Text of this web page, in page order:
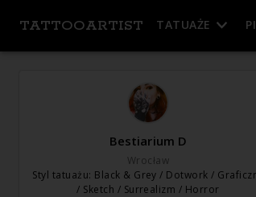
TATTOOARTIST TATUAŻE
Bestiarium D
Wrocław
Styl tatuażu: Black & Grey / Dotwork /
/ Sketch / Surrealizm / Horror